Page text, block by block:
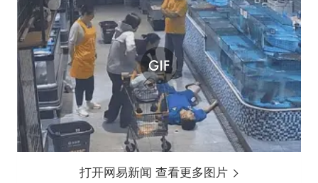
打开网易新闻 查看更多图片